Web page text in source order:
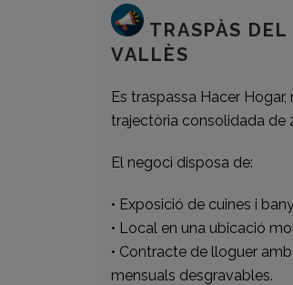
TRASPÀS
VALLÈS
Es traspassa Hacer
trajectòria consolidada de
El negoci disposa de:
• Exposició de cuines i
• Local en una ubicació
• Contracte de lloguer
mensuals desgravables.